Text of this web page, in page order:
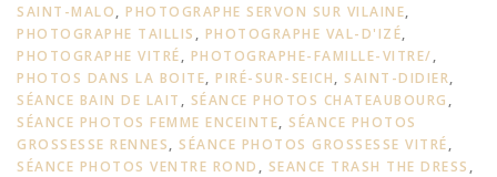
SAINT-MALO, PHOTOGRAPHE SERVON SUR VILAINE,
PHOTOGRAPHE TAILLIS , PHOTOGRAPHE VAL-D'IZÉ,
PHOTOGRAPHE VITRÉ, PHOTOGRAPHE-FAMILLE-VITRE/,
PHOTOS DANS LA BOITE, PIRÉ-SUR-SEICH, SAINT-DIDIER,
SÉANCE BAIN DE LAIT , SÉANCE PHOTOS CHATEAUBOURG ,
SÉANCE PHOTOS FEMME ENCEINTE, SÉANCE PHOTOS
GROSSESSE RENNES, SÉANCE PHOTOS GROSSESSE VITRÉ,
SÉANCE PHOTOS VENTRE ROND , SEANCE TRASH THE DRESS ,